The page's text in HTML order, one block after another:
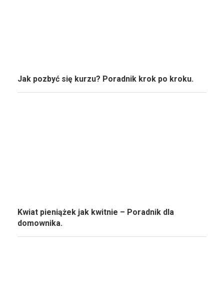
Jak pozbyć się kurzu? Poradnik krok po kroku.
Kwiat pieniążek jak kwitnie – Poradnik dla
domownika.